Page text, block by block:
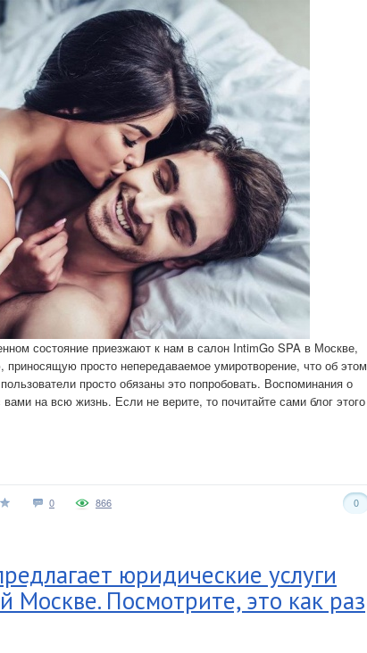
состояние приезжают к нам в салон IntimGo SPA в Москве,
просто непередаваемое умиротворение, что об этом
просто обязаны это попробовать. Воспоминания о
на всю жизнь. Если не верите, то почитайте сами блог этого
0 0
866
юридические услуги
Москве. Посмотрите, это как раз